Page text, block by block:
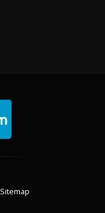
Sitemap